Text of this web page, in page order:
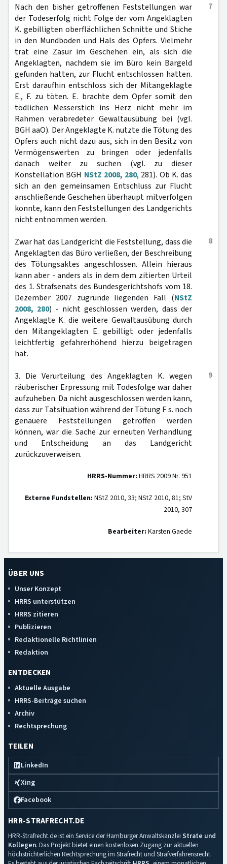
7
Nach den bisher getroffenen Feststellungen war
der Todeserfolg nicht Folge der vom Angeklagten
K. gebilligten oberflächlichen Schnitte und Stiche
in den Mundboden und Hals des Opfers. Vielmehr
trat eine Zäsur im Geschehen ein, als sich die
Angeklagten, nachdem sie im Büro kein Bargeld
gefunden hatten, zur Flucht entschlossen hatten.
Erst daraufhin entschloss sich der Mitangeklagte
E., F. zu töten. E. brachte dem Opfer somit den
tödlichen Messerstich ins Herz nicht mehr im
Rahmen verabredeter Gewaltausübung bei (vgl.
BGH aaO). Der Angeklagte K. nutzte die Tötung des
Opfers auch nicht dazu aus, sich in den Besitz von
Vermögenswerten zu bringen oder jedenfalls
danach weiter zu suchen (vgl. zu dieser
Konstellation BGH NStZ 2008, 280, 281). Ob K. das
sich an den gemeinsamen Entschluss zur Flucht
anschließende Geschehen überhaupt mitverfolgen
konnte, kann den Feststellungen des Landgerichts
nicht entnommen werden.
8
Zwar hat das Landgericht die Feststellung, dass die
Angeklagten das Büro verließen, der Beschreibung
des Tötungsaktes angeschlossen. Allein hieraus
kann aber - anders als in dem dem zitierten Urteil
des 1. Strafsenats des Bundesgerichtshofs vom 18.
Dezember 2007 zugrunde liegenden Fall (NStZ
2008, 280) - nicht geschlossen werden, dass der
Angeklagte K. die weitere Gewaltausübung durch
den Mitangeklagten E. gebilligt oder jedenfalls
leichtfertig gefahrerhöhend hierzu beigetragen
hat.
9
3. Die Verurteilung des Angeklagten K. wegen
räuberischer Erpressung mit Todesfolge war daher
aufzuheben. Da nicht ausgeschlossen werden kann,
dass zur Tatsituation während der Tötung F s. noch
genauere Feststellungen getroffen werden
können, war die Sache zur erneuten Verhandlung
und Entscheidung an das Landgericht
zurückzuverweisen.
HRRS-Nummer: HRRS 2009 Nr. 951
Externe Fundstellen: NStZ 2010, 33; NStZ 2010, 81; StV
2010, 307
Bearbeiter: Karsten Gaede
ÜBER UNS
Unser Konzept
HRRS unterstützen
HRRS zitieren
Publizieren
Redaktionelle Richtlinien
Redaktion
ENTDECKEN
Aktuelle Ausgabe
HRRS-Beiträge suchen
Archiv
Rechtsprechung
TEILEN
LinkedIn
Xing
Facebook
HRR-STRAFRECHT.DE
HRR-Strafrecht.de ist ein Service der Hamburger Anwaltskanzlei Strate und
Kollegen. Das Projekt bietet einen kostenlosen Zugang zur aktuellen
höchstrichterlichen Rechtsprechung im Strafrecht und Strafverfahrensrecht.